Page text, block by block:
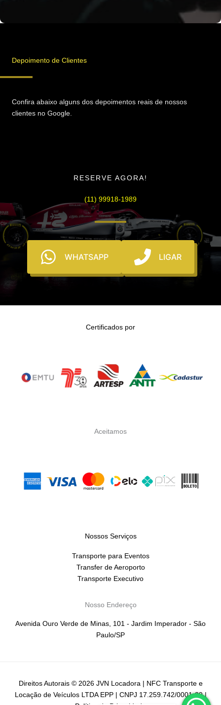
Depoimento de Clientes
Confira abaixo alguns dos depoimentos reais de nossos
clientes no Google.
RESERVE AGORA!
(11) 99918-1989
WHATSAPP LIGAR
Certificados por
Aceitamos
Nossos Serviços
Transporte para Eventos
Transfer de Aeroporto
Transporte Executivo
Nosso Endereço
Avenida Ouro Verde de Minas, 101 - Jardim Imperador - São
Paulo/SP
Direitos Autorais © 2026 JVN Locadora | NFC Transporte e
Locação de Veículos LTDA EPP | CNPJ 17.259.742/0001-39 |